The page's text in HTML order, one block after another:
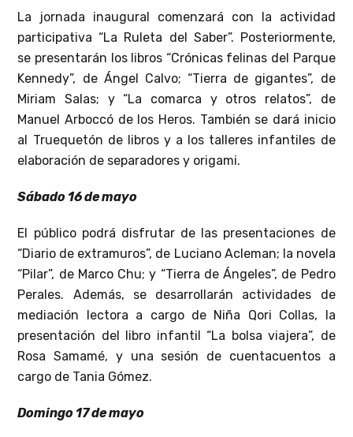
La jornada inaugural comenzará con la actividad
participativa “La Ruleta del Saber”. Posteriormente,
se presentarán los libros “Crónicas felinas del Parque
Kennedy”, de Ángel Calvo; “Tierra de gigantes”, de
Miriam Salas; y “La comarca y otros relatos”, de
Manuel Arboccó de los Heros. También se dará inicio
al Truequetón de libros y a los talleres infantiles de
elaboración de separadores y origami.
Sábado 16 de mayo
El público podrá disfrutar de las presentaciones de
“Diario de extramuros”, de Luciano Acleman; la novela
“Pilar”, de Marco Chu; y “Tierra de Ángeles”, de Pedro
Perales. Además, se desarrollarán actividades de
mediación lectora a cargo de Niña Qori Collas, la
presentación del libro infantil “La bolsa viajera”, de
Rosa Samamé, y una sesión de cuentacuentos a
cargo de Tania Gómez.
Domingo 17 de mayo